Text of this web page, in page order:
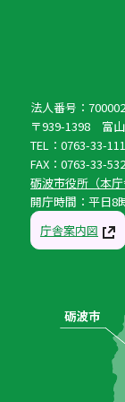
法人番号：
〒939-1398 富
TEL：0763-33-
FAX：0763-33-
砺波市役所（本
開庁時間：平日8
庁舎案内図